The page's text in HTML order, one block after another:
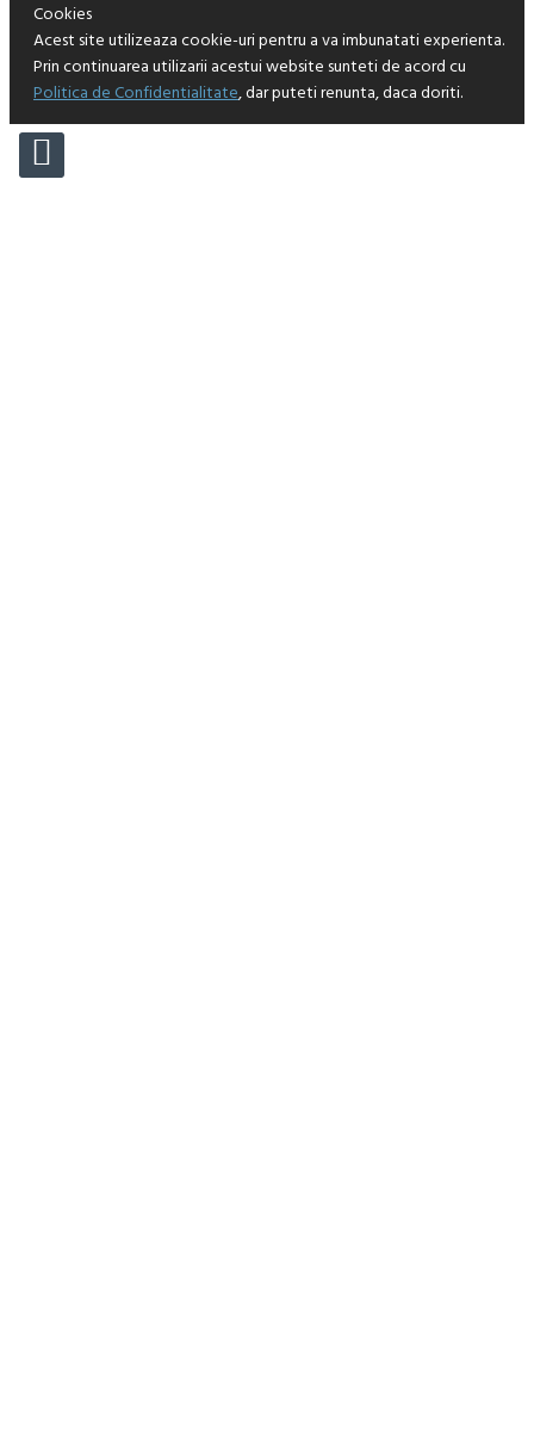
Cookies
Acest site utilizeaza cookie-uri pentru a va imbunatati experienta.
Prin continuarea utilizarii acestui website sunteti de acord cu
Politica de Confidentialitate, dar puteti renunta, daca doriti.